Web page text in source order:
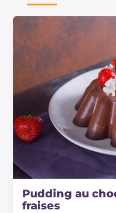
Pudding au
fraises